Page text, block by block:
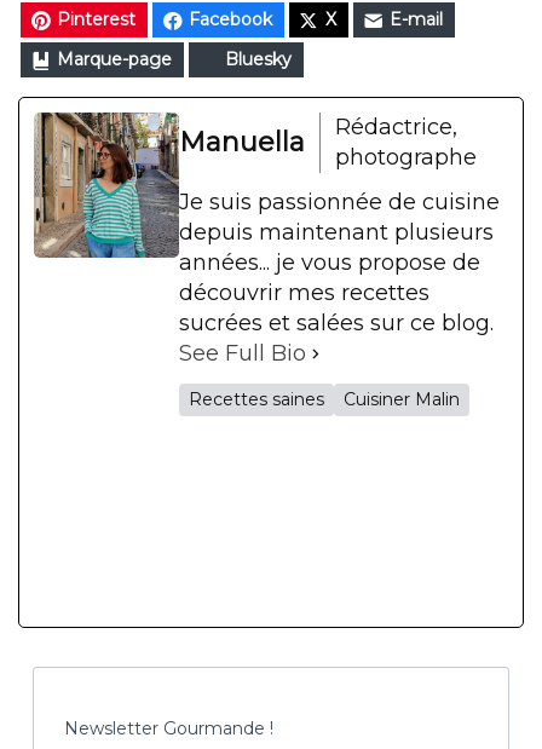
Pinterest Facebook X
E-mail
Marque-page
Bluesky
Manuella
Rédactrice,
photographe
Je suis passionnée de cuisine
depuis maintenant plusieurs
années... je vous propose de
découvrir mes recettes
sucrées et salées sur ce blog.
See Full Bio
Recettes saines Cuisiner Malin
Newsletter Gourmande !